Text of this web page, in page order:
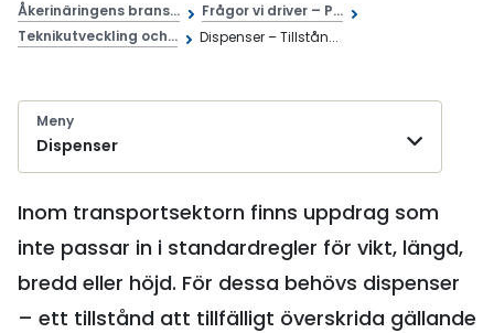
Åkerinäringens brans...
Frågor vi driver – P...
Teknikutveckling och...
Dispenser – Tillstån...
Meny
Dispenser
Inom transportsektorn finns uppdrag som
inte passar in i standardregler för vikt, längd,
bredd eller höjd. För dessa behövs dispenser
– ett tillstånd att tillfälligt överskrida gällande